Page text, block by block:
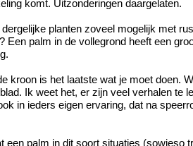
komt. Uitzonderingen daargelaten.
planten zoveel mogelijk met
Een palm in de vollegrond heeft een
kroon is het laatste wat je moet doen.
Ik weet het, er zijn veel verhalen
in ieders eigen ervaring, dat na
een palm in dit soort situaties